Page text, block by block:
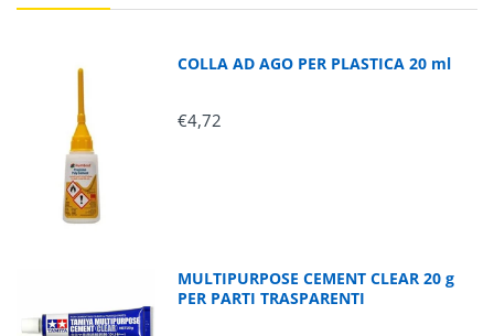
COLLA AD AGO PER PLASTICA 20 ml
€4,72
MULTIPURPOSE CEMENT CLEAR 20 g
PER PARTI TRASPARENTI